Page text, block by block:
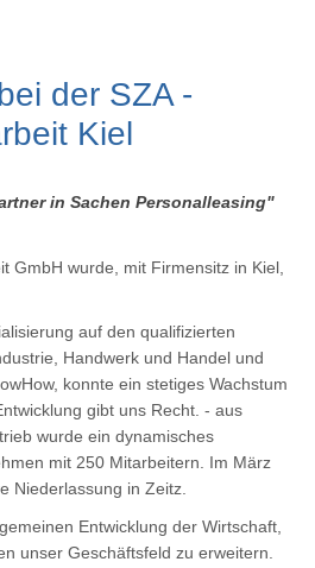
der SZA -
Kiel
in Sachen Personalleasing"
GmbH wurde, mit Firmensitz in Kiel,
auf den qualifizierten
Handwerk und Handel und
konnte ein stetiges Wachstum
gibt uns Recht. - aus
wurde ein dynamisches
mit 250 Mitarbeitern. Im März
Niederlassung in Zeitz.
Entwicklung der Wirtschaft,
unser Geschäftsfeld zu erweitern.